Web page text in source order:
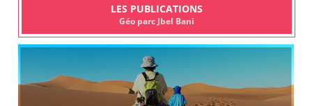
LES PUBLICATIONS
Géo parc Jbel Bani